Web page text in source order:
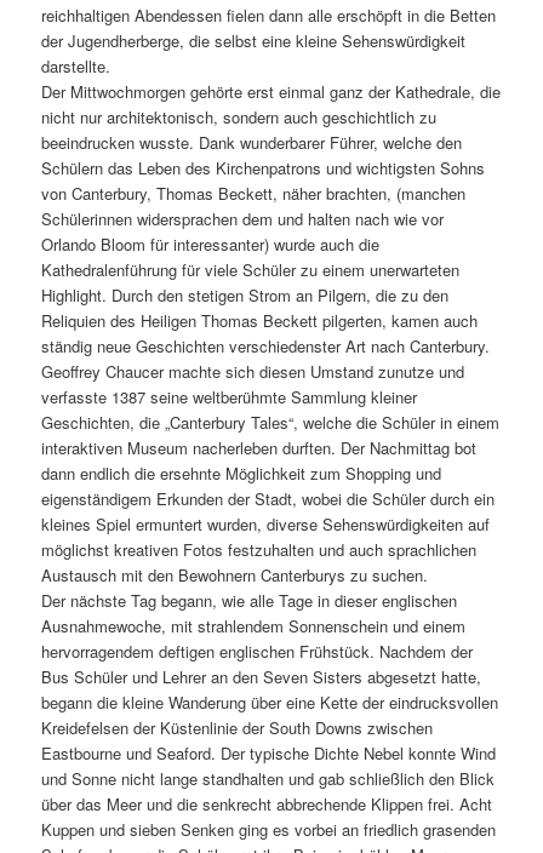
reichhaltigen Abendessen fielen dann alle erschöpft in die Betten
der Jugendherberge, die selbst eine kleine Sehenswürdigkeit
darstellte.
Der Mittwochmorgen gehörte erst einmal ganz der Kathedrale, die
nicht nur architektonisch, sondern auch geschichtlich zu
beeindrucken wusste. Dank wunderbarer Führer, welche den
Schülern das Leben des Kirchenpatrons und wichtigsten Sohns
von Canterbury, Thomas Beckett, näher brachten, (manchen
Schülerinnen widersprachen dem und halten nach wie vor
Orlando Bloom für interessanter) wurde auch die
Kathedralenführung für viele Schüler zu einem unerwarteten
Highlight. Durch den stetigen Strom an Pilgern, die zu den
Reliquien des Heiligen Thomas Beckett pilgerten, kamen auch
ständig neue Geschichten verschiedenster Art nach Canterbury.
Geoffrey Chaucer machte sich diesen Umstand zunutze und
verfasste 1387 seine weltberühmte Sammlung kleiner
Geschichten, die „Canterbury Tales“, welche die Schüler in einem
interaktiven Museum nacherleben durften. Der Nachmittag bot
dann endlich die ersehnte Möglichkeit zum Shopping und
eigenständigem Erkunden der Stadt, wobei die Schüler durch ein
kleines Spiel ermuntert wurden, diverse Sehenswürdigkeiten auf
möglichst kreativen Fotos festzuhalten und auch sprachlichen
Austausch mit den Bewohnern Canterburys zu suchen.
Der nächste Tag begann, wie alle Tage in dieser englischen
Ausnahmewoche, mit strahlendem Sonnenschein und einem
hervorragendem deftigen englischen Frühstück. Nachdem der
Bus Schüler und Lehrer an den Seven Sisters abgesetzt hatte,
begann die kleine Wanderung über eine Kette der eindrucksvollen
Kreidefelsen der Küstenlinie der South Downs zwischen
Eastbourne und Seaford. Der typische Dichte Nebel konnte Wind
und Sonne nicht lange standhalten und gab schließlich den Blick
über das Meer und die senkrecht abbrechende Klippen frei. Acht
Kuppen und sieben Senken ging es vorbei an friedlich grasenden